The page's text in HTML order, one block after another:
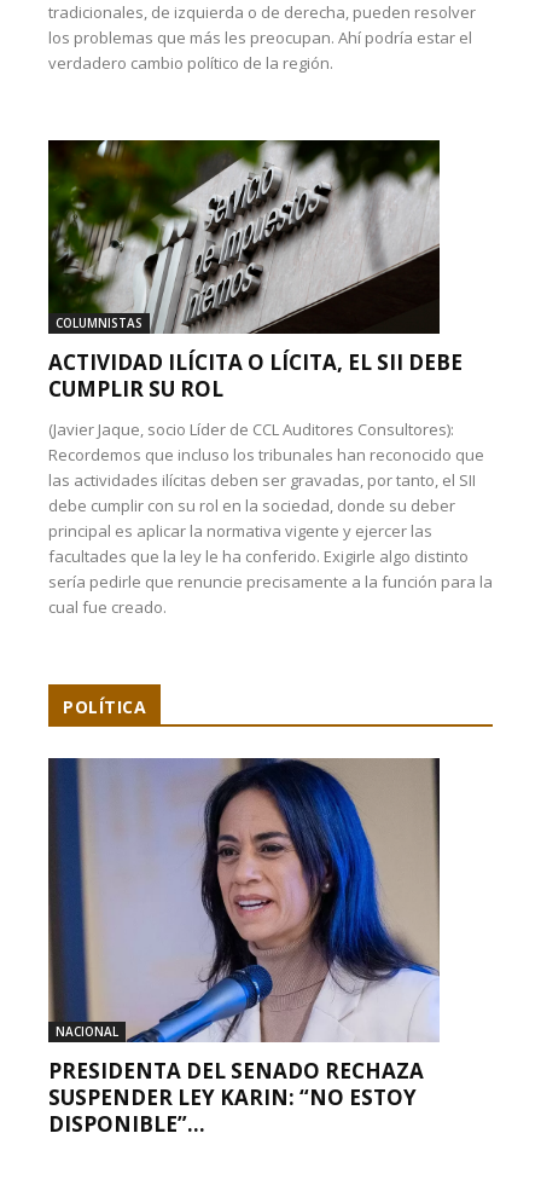
tradicionales, de izquierda o de derecha, pueden resolver
los problemas que más les preocupan. Ahí podría estar el
verdadero cambio político de la región.
COLUMNISTAS
ACTIVIDAD ILÍCITA O LÍCITA, EL SII DEBE
CUMPLIR SU ROL
(Javier Jaque, socio Líder de CCL Auditores Consultores):
Recordemos que incluso los tribunales han reconocido que
las actividades ilícitas deben ser gravadas, por tanto, el SII
debe cumplir con su rol en la sociedad, donde su deber
principal es aplicar la normativa vigente y ejercer las
facultades que la ley le ha conferido. Exigirle algo distinto
sería pedirle que renuncie precisamente a la función para la
cual fue creado.
POLÍTICA
NACIONAL
PRESIDENTA DEL SENADO RECHAZA
SUSPENDER LEY KARIN: “NO ESTOY
DISPONIBLE”...